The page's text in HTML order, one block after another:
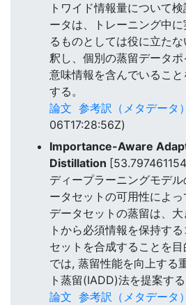
トワイド情報量について
ータは、トレーニング中
るものとしては役に立た
釈し、個別の蒸留データ
意味情報を含んでいるこ
する。
論文 参考訳（メタデータ）
06T17:28:56Z)
Importance-Aware
Distillation
ディープラーニングモデ
ータセットの可用性によっ
データセットの蒸留は、
トから必須情報を保持す
セットを合成することを
では, 蒸留性能を向上する
ト蒸留(IADD)法を提案する
論文 参考訳（メタデータ）